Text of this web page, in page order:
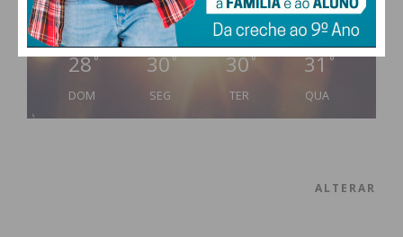
28°
DOM
30°
SEG
30°
TER
31°
QUA
ALTERAR